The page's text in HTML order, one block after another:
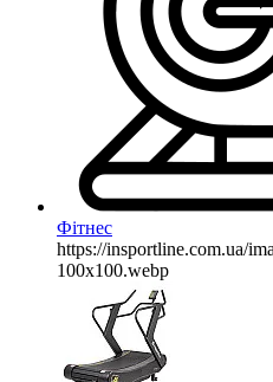
Фітнес
https://insportline.com.ua/
100x100.webp